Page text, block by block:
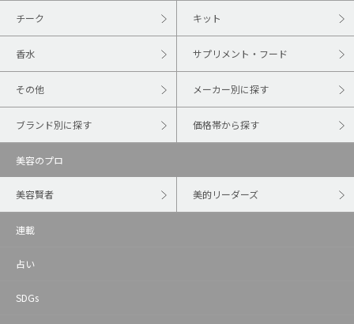
チーク キット
香水 サプリメント・フード
その他 メーカー別に探す
ブランド別に探す 価格帯から探す
美容のプロ
美容賢者 美的リーダーズ
連載
占い
SDGs